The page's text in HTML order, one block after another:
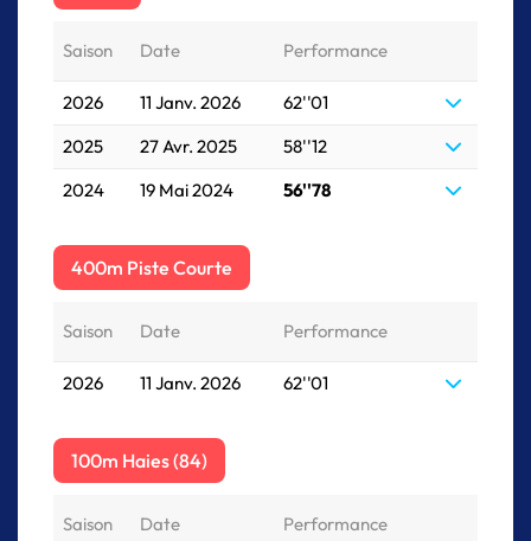
Saison Date Performance
2026 11 Janv. 2026
62''01
2025
27 Avr. 2025
58''12
2024
19 Mai 2024 56''78
400m Piste Courte
Saison Date Performance
2026 11 Janv. 2026 62''01
100m Haies (84)
Saison Date Performance